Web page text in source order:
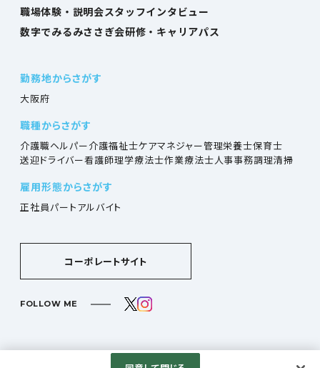
職場体験・説明会スタッフインタビュー
数字でみるみささぎ会研修・キャリアパス
コーポレートサイト
FOLLOW ME
勤務地からさがす
大阪府
職種からさがす
介護職ヘルパー介護福祉士ケアマネジャー管理栄養士保育士
送迎ドライバー看護師理学療法士作業療法士人事事務調理清掃
雇用形態からさがす
正社員パートアルバイト